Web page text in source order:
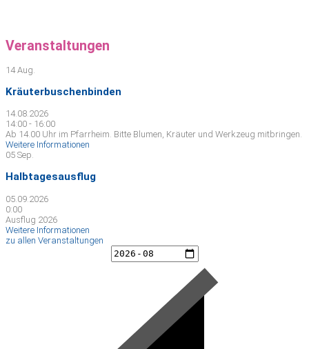
Veranstaltungen
14 Aug.
Kräuterbuschenbinden
14.08.2026
14:00 - 16:00
Ab 14.00 Uhr im Pfarrheim. Bitte Blumen, Kräuter und Werkzeug mitbringen.
Weitere Informationen
05 Sep.
Halbtagesausflug
05.09.2026
0:00
Ausflug 2026
Weitere Informationen
zu allen Veranstaltungen